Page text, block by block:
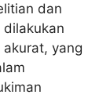
dan
yang